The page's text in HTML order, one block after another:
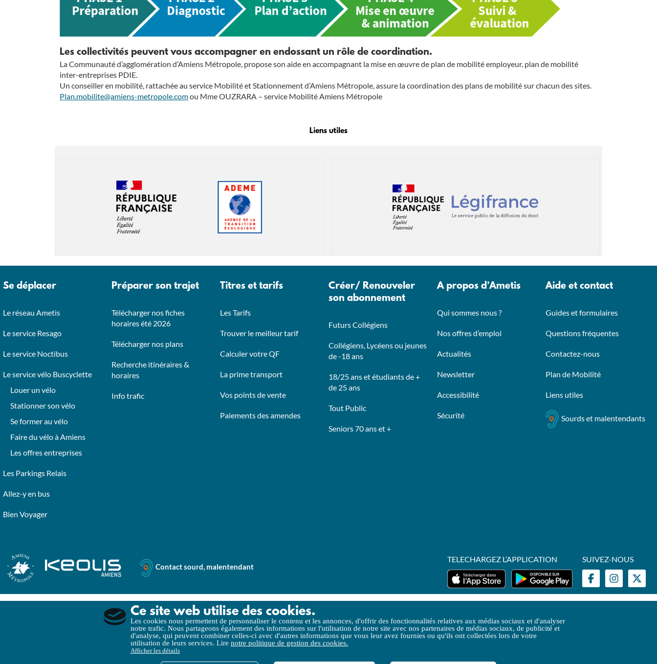
Ce site web utilise des cookies.
Les cookies nous permettent de personnaliser le contenu et les annonces, d'offrir des fonctionnalités relatives aux médias sociaux et d'analyser
notre trafic. Nous partageons également des informations sur l'utilisation de notre site avec nos partenaires de médias sociaux, de publicité et
d'analyse, qui peuvent combiner celles-ci avec d'autres informations que vous leur avez fournies ou qu'ils ont collectées lors de votre
utilisation de leurs services. Lire notre politique de gestion des cookies.
Afficher les détails
Les collectivités peuvent vous accompagner en endossant un rôle de coordination.
La Communauté d’agglomération d’Amiens Métropole, propose son aide en accompagnant la mise en œuvre de plan de mobilité employeur, plan de mobilité
inter-entreprises PDIE.
Un conseiller en mobilité, rattachée au service Mobilité et Stationnement d’Amiens Métropole, assure la coordination des plans de mobilité sur chacun des sites.
Plan.mobilite@amiens-metropole.comou Mme OUZRARA – service Mobilité Amiens Métropole
Liens utiles
Se déplacer
Le réseau Ametis
Le service Resago
Le service Noctibus
Le service vélo Buscyclette
Louer un vélo
Stationner son vélo
Se former au vélo
Faire du vélo à Amiens
Les offres entreprises
Les Parkings Relais
Allez-y en bus
Bien Voyager
Préparer son trajet
Télécharger nos fiches
horaires été 2026
Télécharger nos plans
Recherche itinéraires &
horaires
Info trafic
Titres et tarifs
Les Tarifs
Trouver le meilleur tarif
Calculer votre QF
La prime transport
Vos points de vente
Paiements des amendes
Créer/ Renouveler
son abonnement
Futurs Collégiens
Collégiens, Lycéens ou jeunes
de -18 ans
18/25 ans et étudiants de +
de 25 ans
Tout Public
Seniors 70 ans et +
A propos d’Ametis
Qui sommes nous ?
Nos offres d’emploi
Actualités
Newsletter
Accessibilité
Sécurité
Aide et contact
Guides et formulaires
Questions fréquentes
Contactez-nous
Plan de Mobilité
Liens utiles
Sourds et malentendants
Contact sourd, malentendant
SUIVEZ-NOUS
TELECHARGEZ L’APPLICATION
Politique de Confidentialité Politique de gestion des cookies Accessibilité (partielle)